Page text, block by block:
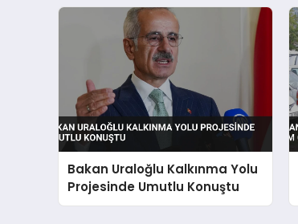
Bakan Uraloğlu Kalkınma Yolu
Projesinde Umutlu Konuştu